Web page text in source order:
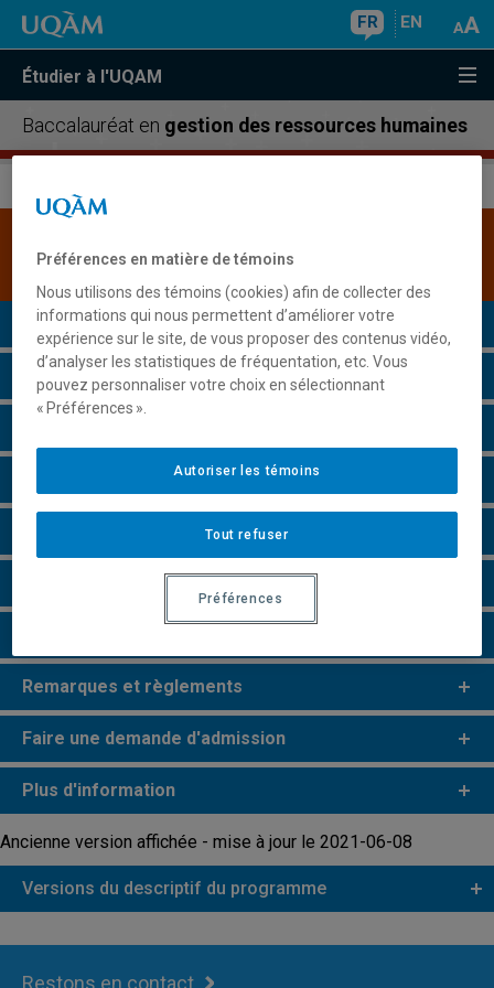
FR EN
Étudier à l'UQAM
Baccalauréat en gestion des ressources humaines
disponible.Cliquez ici pour la consulter
Présentation du programme
Conditions d'admission
Grille de cheminement
Perspectives professionnelles
Remarques et règlements
Faire une demande d'admission
Plus d'information
Ancienne version affichée - mise à jour le 2021-06-08
Versions du descriptif du programme
Restons en contact
Préférences en matière de témoins
Nous utilisons des témoins (cookies) afin de collecter des
informations qui nous permettent d’améliorer votre
expérience sur le site, de vous proposer des contenus vidéo,
d’analyser les statistiques de fréquentation, etc. Vous
pouvez personnaliser votre choix en sélectionnant
« Préférences ».
Tout refuser
Autoriser les témoins
Préférences